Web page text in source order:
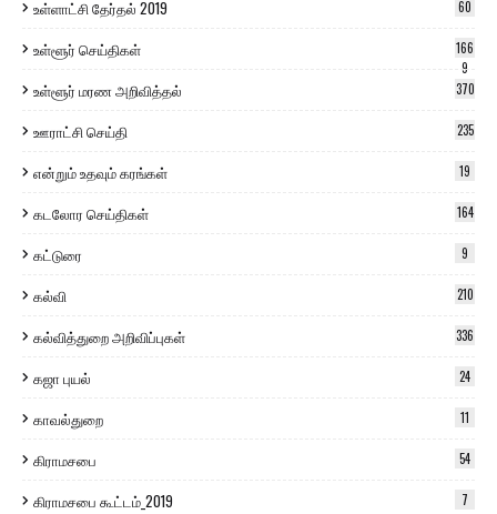
உள்ளாட்சி தேர்தல் 2019 60
உள்ளூர் செய்திகள்
166
9
உள்ளூர் மரண அறிவித்தல் 370
ஊராட்சி செய்தி 235
என்றும் உதவும் கரங்கள் 19
கடலோர செய்திகள் 164
கட்டுரை 9
கல்வி 210
கல்வித்துறை அறிவிப்புகள் 336
கஜா புயல் 24
காவல்துறை 11
கிராமசபை 54
கிராமசபை கூட்டம்_2019 7